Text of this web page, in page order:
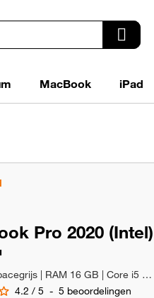
MacBook iPad
Pro 2020 (Intel)
512GB | Spacegrijs | RAM 16 GB | Core i5 - 2.0GHz | QWERTY | Goede staat
4.2 / 5 - 5 beoordelingen